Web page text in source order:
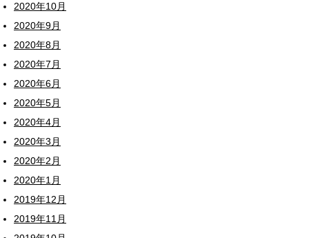
2020年10月
2020年9月
2020年8月
2020年7月
2020年6月
2020年5月
2020年4月
2020年3月
2020年2月
2020年1月
2019年12月
2019年11月